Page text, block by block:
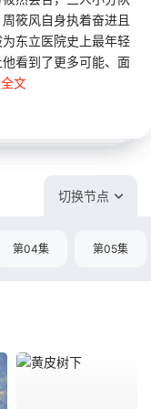
筱风自身执着奋进且
东立医院史上最年轻
看到了更多可能、面
全文
切换节点
第04集 第05集